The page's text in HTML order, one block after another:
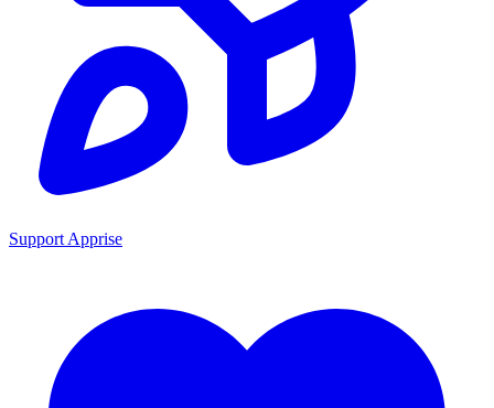
Support Apprise